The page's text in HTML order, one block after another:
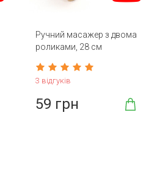
Ручний масажер з двома
роликами, 28 см
3 відгуків
59 грн